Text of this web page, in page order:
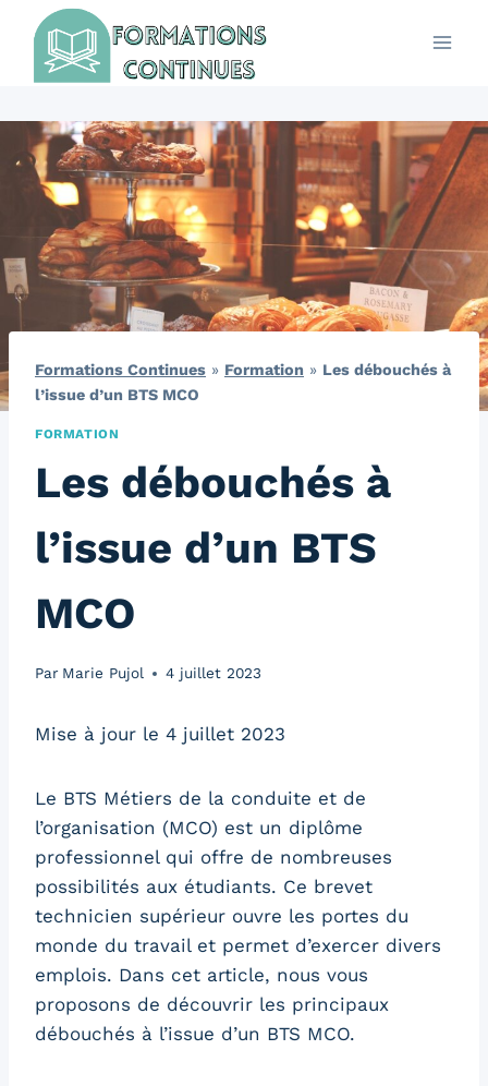
contenu
Formations Continues » Formation » Les débouchés à
l’issue d’un BTS MCO
FORMATION
Les débouchés à
l’issue d’un BTS
MCO
Par Marie Pujol 4 juillet 2023
Mise à jour le 4 juillet 2023
Le BTS Métiers de la conduite et de
l’organisation (MCO) est un diplôme
professionnel qui offre de nombreuses
possibilités aux étudiants. Ce brevet
technicien supérieur ouvre les portes du
monde du travail et permet d’exercer divers
emplois. Dans cet article, nous vous
proposons de découvrir les principaux
débouchés à l’issue d’un BTS MCO.